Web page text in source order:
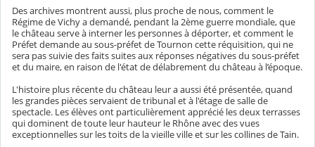
Des archives montrent aussi, plus proche de nous, comment le
Régime de Vichy a demandé, pendant la 2ème guerre mondiale, que
le château serve à interner les personnes à déporter, et comment le
Préfet demande au sous-préfet de Tournon cette réquisition, qui ne
sera pas suivie des faits suites aux réponses négatives du sous-préfet
et du maire, en raison de l'état de délabrement du château à l’époque.
L'histoire plus récente du château leur a aussi été présentée, quand
les grandes pièces servaient de tribunal et à l'étage de salle de
spectacle. Les élèves ont particulièrement apprécié les deux terrasses
qui dominent de toute leur hauteur le Rhône avec des vues
exceptionnelles sur les toits de la vieille ville et sur les collines de Tain.